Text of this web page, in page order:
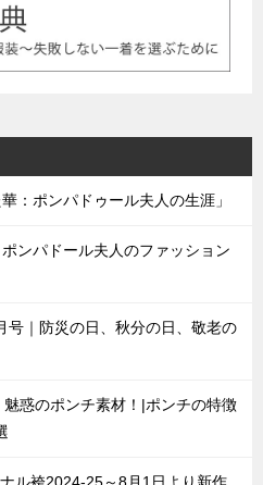
：ポンパドゥール夫人の生涯」
ンパドール夫人のファッション
号｜防災の日、秋分の日、敬老の
惑のポンチ素材！|ポンチの特徴
ル袴2024-25～8月1日より新作